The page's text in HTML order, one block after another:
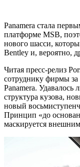
Panamera стала
платформе MSB,
нового шасси,
Bentley и, вероятно,
Читая пресс-релиз
сотруднику фирмы за
Panamera. Удавалось
структура кузова,
новый
Принцип «до
маскируется